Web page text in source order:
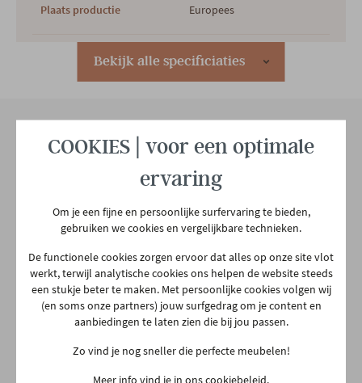
Bekijk alle specificiaties
Plaats productie Europees
Hoofdkleur Donkergrijs
Hoofdmateriaal Stof
Materiaal rug Stof
Materiaal zit Stof
Materiaal poten Metaal
Type poten Rechte poot
Aarschotsesteenweg 151
2500 Lier
03 480 42 26
info@gerowonen.be
Ma
10:00 - 18:30
Di
10:00 - 18:30
COOKIES | voor een optimale
ervaring
Om je een fijne en persoonlijke surfervaring te bieden,
gebruiken we cookies en vergelijkbare technieken.
De functionele cookies zorgen ervoor dat alles op onze site vlot
werkt, terwijl analytische cookies ons helpen de website steeds
een stukje beter te maken. Met persoonlijke cookies volgen wij
(en soms onze partners) jouw surfgedrag om je content en
aanbiedingen te laten zien die bij jou passen.
Zo vind je nog sneller die perfecte meubelen!
Meer info vind je in ons cookiebeleid.